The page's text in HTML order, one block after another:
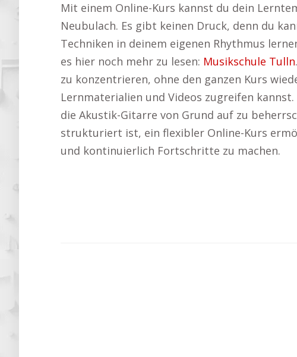
Mit einem Online-Kurs kannst du dein
Neubulach. Es gibt keinen Druck, denn du
Techniken in deinem eigenen Rhythmus
es hier noch mehr zu lesen: Musikschule Tulln
zu konzentrieren, ohne den ganzen Kurs
Lernmaterialien und Videos zugreifen
die Akustik-Gitarre von Grund auf zu
strukturiert ist, ein flexibler Online-Kurs
und kontinuierlich Fortschritte zu machen.